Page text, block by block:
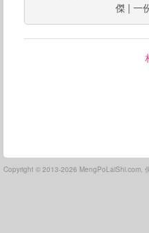
傑 | 一
Copyright © 2013-2026 MengPoLaiShi.com,